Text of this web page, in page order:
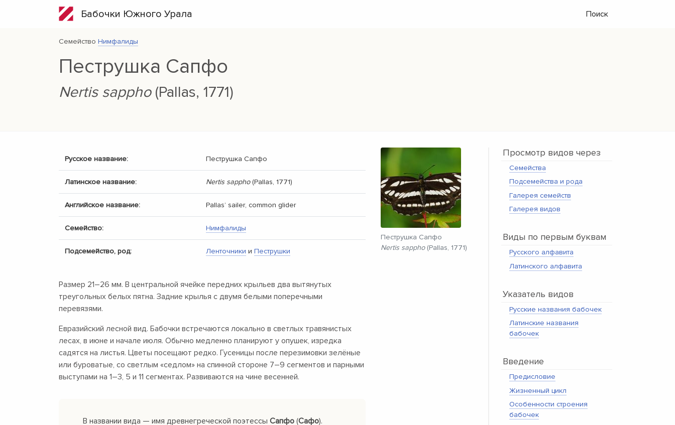
Бабочки Южного Урала Поиск
Семейство Нимфалиды
Пеструшка Сапфо
Nertis sappho(Pallas, 1771)
Русское название: Пеструшка Сапфо
Латинское название: Nertis sappho(Pallas, 1771)
Английское название: Pallas’ sailer, common glider
Семейство: Нимфалиды
Подсемейство, род: Ленточники и Пеструшки
Размер 21–26 мм. В центральной ячейке передних крыльев два вытянутых
треугольных белых пятна. Задние крылья с двумя белыми поперечными
перевязями.
Евразийский лесной вид. Бабочки встречаются локально в светлых травянистых
лесах, в июне и начале июля. Обычно медленно планируют у опушек, изредка
садятся на листья. Цветы посещают редко. Гусеницы после перезимовки зелёные
или буроватые, со светлым «седлом» на спинной стороне 7–9 сегментов и парными
выступами на 1–3, 5 и 11 сегментах. Развиваются на чине весенней.
В названии вида — имя древнегреческой поэтессы Сапфо (Сафо).
Пеструшка Сапфо
Nertis sappho(Pallas, 1771)
Просмотр видов через
Семейства
Подсемейства и рода
Галерея семейств
Галерея видов
Виды по первым буквам
Русского алфавита
Латинского алфавита
Указатель видов
Русские названия бабочек
Латинские названия
бабочек
Введение
Предисловие
Жизненный цикл
Особенности строения
бабочек